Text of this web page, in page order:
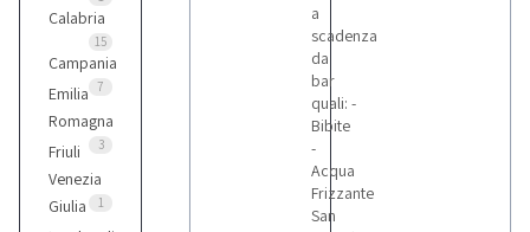
Calabria
15
Campania
7
Emilia
Romagna
3
Friuli
Venezia
Giulia
1
a
scadenza
da
bar
quali: -
Bibite
-
Acqua
Frizzante
San